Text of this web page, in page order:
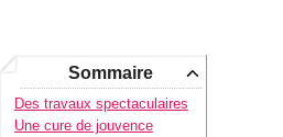
Sommaire
Des travaux spectaculaires
Une cure de jouvence